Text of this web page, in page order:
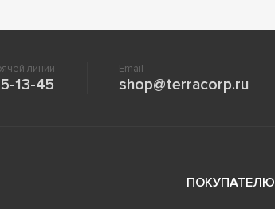
линии
13-45
Email
shop@terracorp.ru
ПОКУПАТЕЛЮ